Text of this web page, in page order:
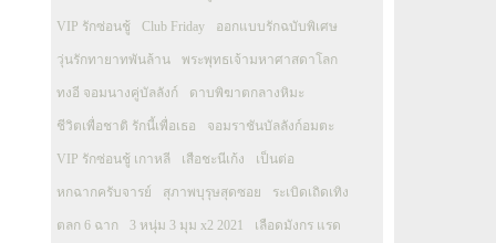
VIP รักซ่อนชู้ Club Friday ออกแบบรักฉบับพิเศษ
วุ่นรักทายาทพันล้าน พระพุทธเจ้ามหาศาสดาโลก
ทงอี จอมนางคู่บัลลังก์ ดาบพิฆาตกลางหิมะ
ชีวิตเพื่อชาติ รักนี้เพื่อเธอ จอมราชันบัลลังก์อมตะ
VIP รักซ่อนชู้ เกาหลี เสือชะนีเก้ง เป็นต่อ
หกฉากครับจารย์ สุภาพบุรุษสุดซอย ระเบิดเถิดเทิง
ตลก 6 ฉาก 3 หนุ่ม 3 มุม x2 2021 เลือดมังกร แรด